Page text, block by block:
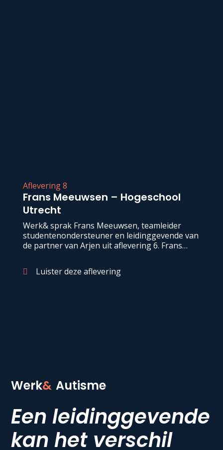
Aflevering 8
Frans Meeuwsen – Hogeschool
Utrecht
Werk& sprak Frans Meeuwsen, teamleider
studentenondersteuner en leidinggevende van
de partner van Arjen uit aflevering 6. Frans
deelt zijn ervaring rondom de ziekte en het
overlijden van Karlijn.
Luister deze aflevering
Werk& Autisme
Een leidinggevende
kan het verschil